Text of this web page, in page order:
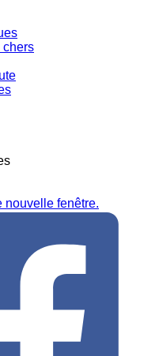
chers
nouvelle fenêtre.